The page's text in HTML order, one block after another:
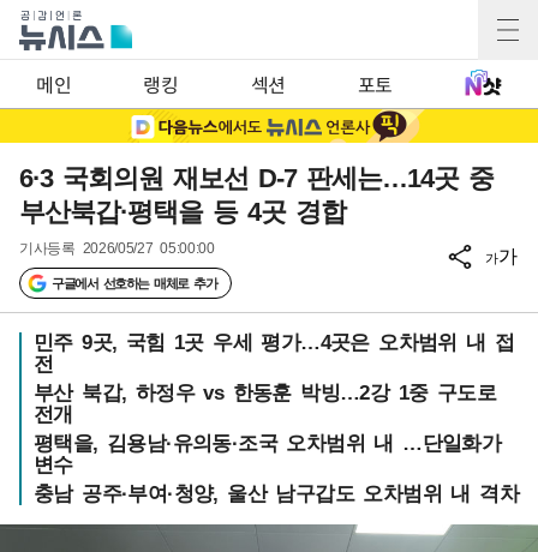
메인 랭킹 섹션 포토
6·3 국회의원 재보선 D-7 판세는…14곳 중
부산북갑·평택을 등 4곳 경합
기사등록 2026/05/27 05:00:00
구글에서 선호하는 매체로 추가
가가
민주 9곳, 국힘 1곳 우세 평가…4곳은 오차범위 내 접
전
부산 북갑, 하정우 vs 한동훈 박빙…2강 1중 구도로
전개
평택을, 김용남·유의동·조국 오차범위 내 …단일화가
변수
충남 공주·부여·청양, 울산 남구갑도 오차범위 내 격차